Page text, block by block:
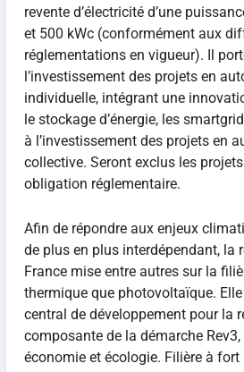
revente d’électricité d’une
et 500 kWc (conformément aux
réglementations en vigueur). Il
l’investissement des projets en
individuelle, intégrant une
le stockage d’énergie, les
à l’investissement des projets en
collective. Seront exclus les
obligation réglementaire.
Afin de répondre aux enjeux
de plus en plus interdépendant, la
France mise entre autres sur la
thermique que photovoltaïque.
central de développement pour la
composante de la démarche
économie et écologie. Filière à fort